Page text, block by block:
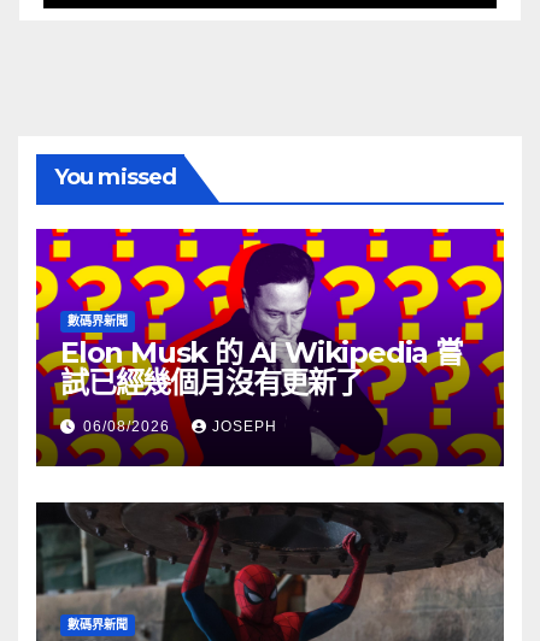
You missed
數碼界新聞
Elon Musk 的 AI Wikipedia 嘗
試已經幾個月沒有更新了
06/08/2026 JOSEPH
數碼界新聞